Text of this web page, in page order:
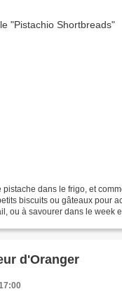
pistache dans le frigo, et
biscuits ou gâteaux pour
ou à savourer dans le week
d'Oranger